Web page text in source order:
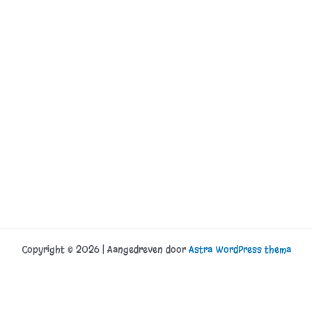
Copyright © 2026 | Aangedreven doorAstra WordPress thema